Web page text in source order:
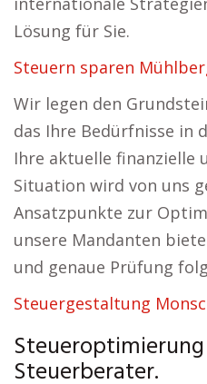
Lösung für Sie.
Steuern sparen
Wir legen den
das Ihre Bedürfnisse
Ihre aktuelle finanzielle
Situation wird von uns
Ansatzpunkte zur
unsere Mandanten
und genaue Prüfung
Steuergestaltung
Steuerberater.